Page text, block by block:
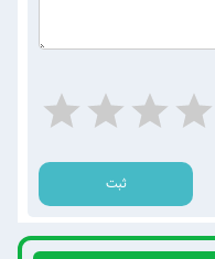
ثبت